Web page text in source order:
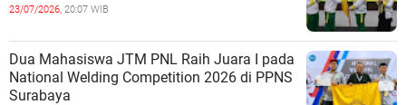
23/07/2026, 20:07 WIB
Dua Mahasiswa JTM PNL Raih Juara I pada
National Welding Competition 2026 di PPNS
Surabaya